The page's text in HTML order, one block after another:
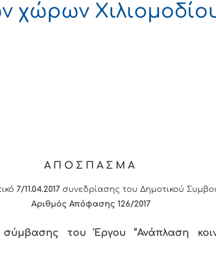
χώρων
ΑΠΟΣΠΑΣΜΑ
7/11.04.2017συνεδρίασης του Δημοτικού
Αριθμός Απόφασης 126/2017
σύμβασης του Έργου “Ανάπλαση